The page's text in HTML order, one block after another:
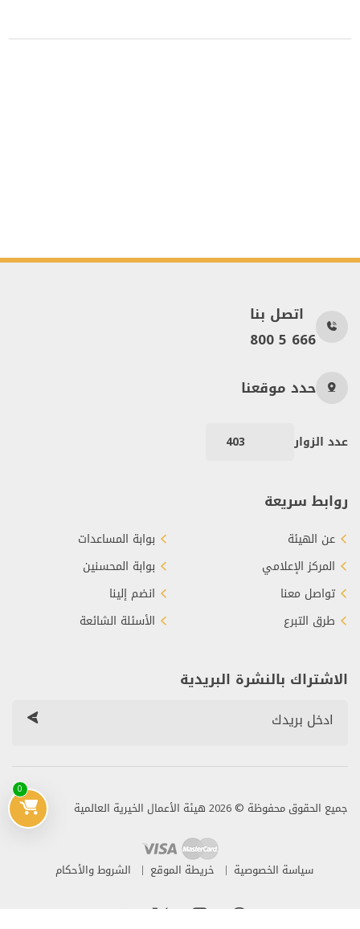
0
اتصل بنا
800 5 666
حدد موقعنا
عدد الزوار 403
روابط سريعة
عن الهيئة
المركز الإعلامي
تواصل معنا
طرق التبرع
بوابة المساعدات
بوابة المحسنين
انضم إلينا
الأسئلة الشائعة
الاشتراك بالنشرة البريدية
جميع الحقوق محفوظة © 2026 هيئة الأعمال الخيرية العالمية
سياسة الخصوصية خريطة الموقع الشروط والأحكام